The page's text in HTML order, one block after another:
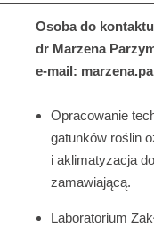
Osoba do
dr Marzena
e-mail:
Opracowanie
gatunków roślin
i aklimatyzacja
zamawiającą.
Laboratorium